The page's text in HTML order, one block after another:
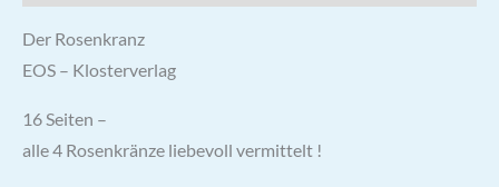
Der Rosenkranz
EOS – Klosterverlag
16 Seiten –
alle 4 Rosenkränze liebevoll vermittelt !